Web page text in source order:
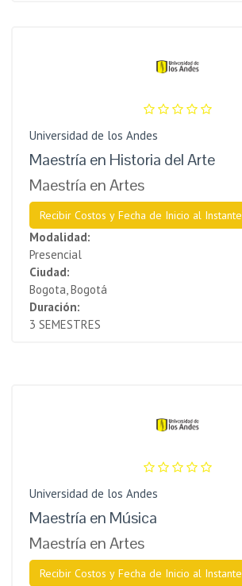
Universidad de los Andes
Maestría en Historia del Arte
Maestría en Artes
Recibir Costos y Fecha de Inicio al Instante
Modalidad:
Presencial
Ciudad:
Bogota, Bogotá
Duración:
3 SEMESTRES
Universidad de los Andes
Maestría en Música
Maestría en Artes
Recibir Costos y Fecha de Inicio al Instante